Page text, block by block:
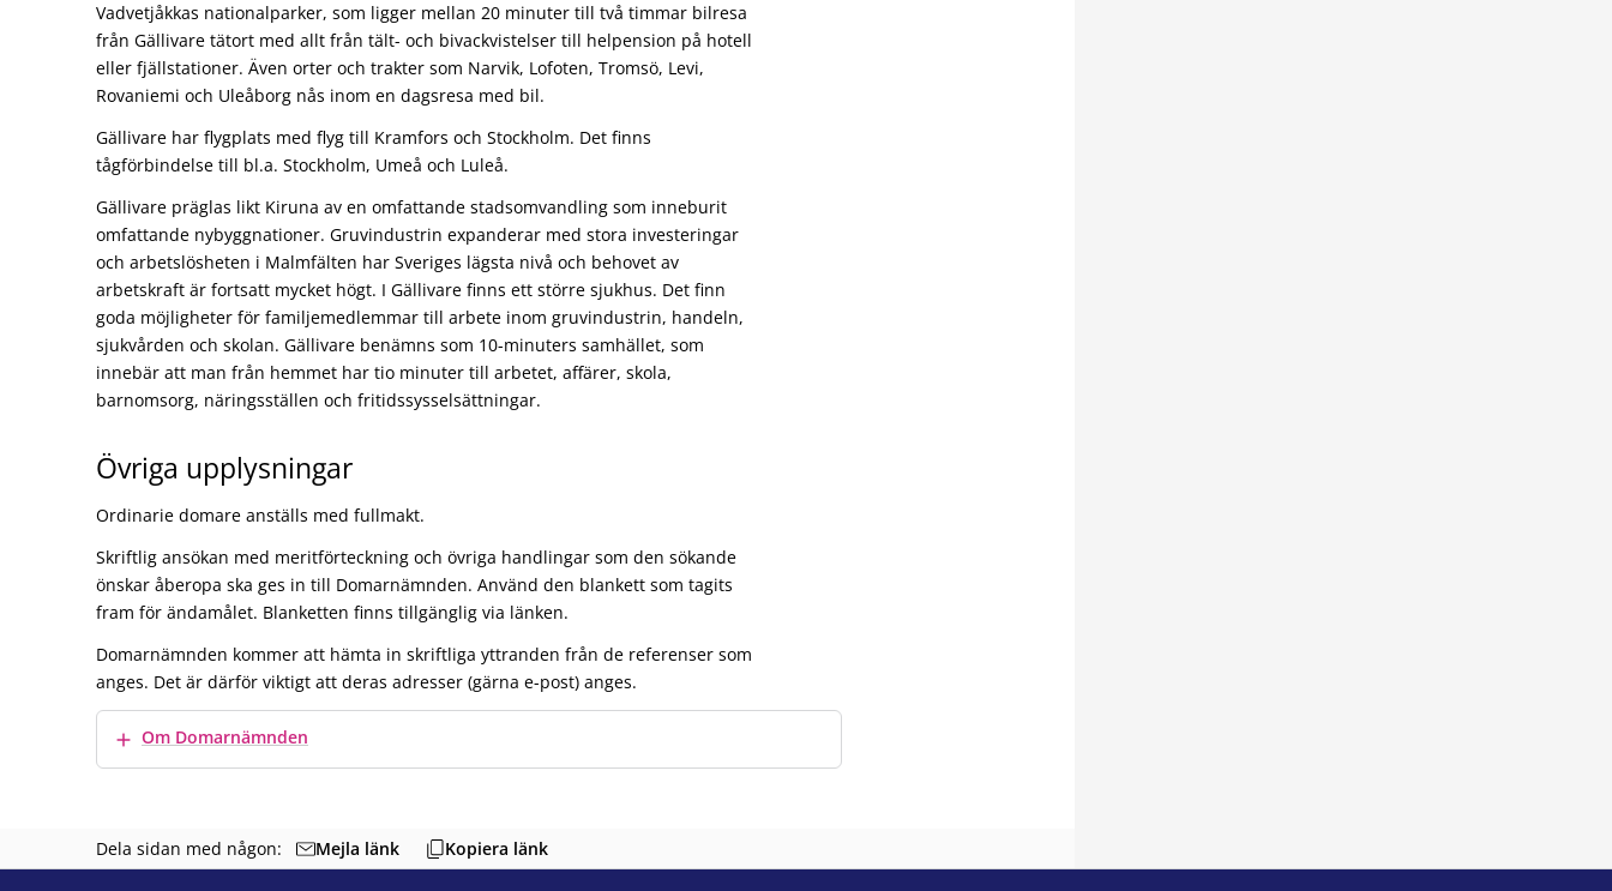
Vadvetjåkkas nationalparker, som ligger mellan 20 minuter till två timmar bilresa
från Gällivare tätort med allt från tält- och bivackvistelser till helpension på hotell
eller fjällstationer. Även orter och trakter som Narvik, Lofoten, Tromsö, Levi,
Rovaniemi och Uleåborg nås inom en dagsresa med bil.
Gällivare har flygplats med flyg till Kramfors och Stockholm. Det finns
tågförbindelse till bl.a. Stockholm, Umeå och Luleå.
Gällivare präglas likt Kiruna av en omfattande stadsomvandling som inneburit
omfattande nybyggnationer. Gruvindustrin expanderar med stora investeringar
och arbetslösheten i Malmfälten har Sveriges lägsta nivå och behovet av
arbetskraft är fortsatt mycket högt. I Gällivare finns ett större sjukhus. Det finn
goda möjligheter för familjemedlemmar till arbete inom gruvindustrin, handeln,
sjukvården och skolan. Gällivare benämns som 10-minuters samhället, som
innebär att man från hemmet har tio minuter till arbetet, affärer, skola,
barnomsorg, näringsställen och fritidssysselsättningar.
Övriga upplysningar
Ordinarie domare anställs med fullmakt.
Skriftlig ansökan med meritförteckning och övriga handlingar som den sökande
önskar åberopa ska ges in till Domarnämnden. Använd den blankett som tagits
fram för ändamålet. Blanketten finns tillgänglig via länken.
Domarnämnden kommer att hämta in skriftliga yttranden från de referenser som
anges. Det är därför viktigt att deras adresser (gärna e-post) anges.
Visa merOm Domarnämnden
Dela sidan med någon: Mejla länk Kopiera länk